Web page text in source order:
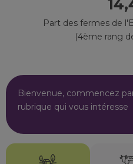
Part des fermes de
(4ème rang
Bienvenue, commencez
rubrique qui vous intéresse